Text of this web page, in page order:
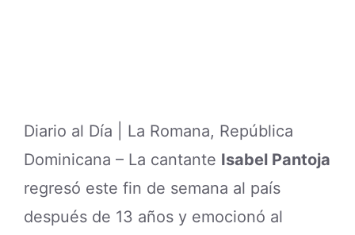
Diario al Día | La Romana, República
Dominicana – La cantante Isabel Pantoja
regresó este fin de semana al país
después de 13 años y emocionó al